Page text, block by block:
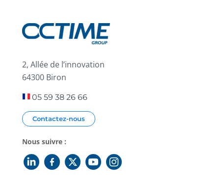
2, Allée de l’innovation
64300 Biron
05 59 38 26 66
Contactez-nous
Nous suivre :